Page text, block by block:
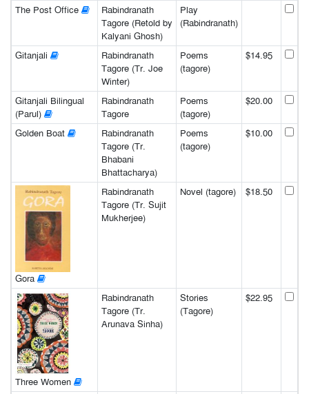
The Post Office
Rabindranath
Tagore (Retold by
Kalyani Ghosh)
Play
(Rabindranath)
Gitanjali
Rabindranath
Tagore (Tr. Joe
Winter)
Poems
(tagore)
$14.95
Gitanjali Bilingual
(Parul)
Rabindranath
Tagore
Poems
(tagore)
$20.00
Golden Boat
Rabindranath
Tagore (Tr.
Bhabani
Bhattacharya)
Poems
(tagore)
$10.00
Gora
Rabindranath
Tagore (Tr. Sujit
Mukherjee)
Novel (tagore) $18.50
Three Women
Rabindranath
Tagore (Tr.
Arunava Sinha)
Stories
(Tagore)
$22.95